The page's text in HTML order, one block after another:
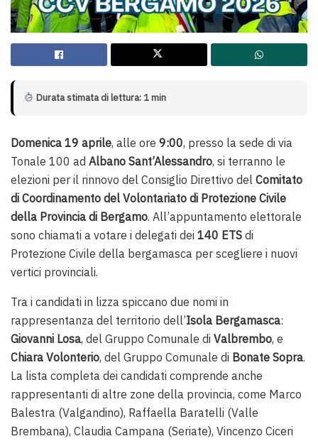
Durata stimata di lettura: 1 min
Domenica 19 aprile, alle ore 9:00, presso la sede di via
Tonale 100 ad Albano Sant’Alessandro, si terranno le
elezioni per il rinnovo del Consiglio Direttivo del Comitato
di Coordinamento del Volontariato di Protezione Civile
della Provincia di Bergamo. All’appuntamento elettorale
sono chiamati a votare i delegati dei 140 ETS di
Protezione Civile della bergamasca per scegliere i nuovi
vertici provinciali.
Tra i candidati in lizza spiccano due nomi in
rappresentanza del territorio dell’Isola Bergamasca:
Giovanni Losa, del Gruppo Comunale di Valbrembo, e
Chiara Volonterio, del Gruppo Comunale di Bonate Sopra.
La lista completa dei candidati comprende anche
rappresentanti di altre zone della provincia, come Marco
Balestra (Valgandino), Raffaella Baratelli (Valle
Brembana), Claudia Campana (Seriate), Vincenzo Ciceri